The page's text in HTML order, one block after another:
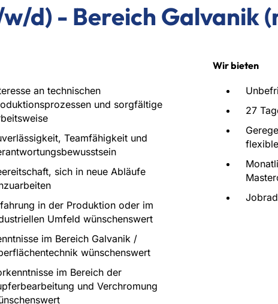
d) - Bereich Galvanik
an technischen
und sorgfältige
Teamfähigkeit und
sich in neue Abläufe
in der Produktion oder im
Umfeld wünschenswert
im Bereich Galvanik /
wünschenswert
im Bereich der
und Verchromung
Wir bieten
27